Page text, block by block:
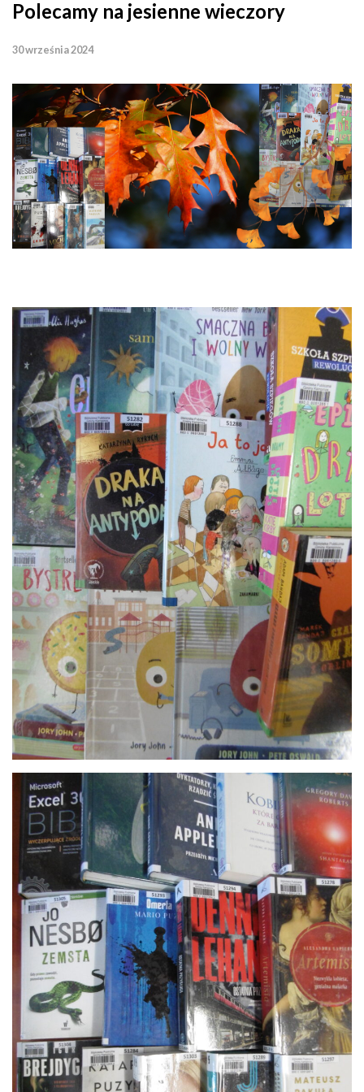
Polecamy na jesienne wieczory
30 września 2024